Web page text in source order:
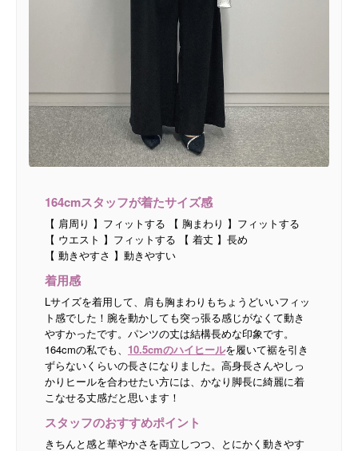
164cmスタッフが着たサイズ感
【 肩周り 】フィットする 【 胸まわり 】フィットする
【 ウエスト 】フィットする 【 着丈 】長め
【 動きやすさ 】動きやすい
着用感
Lサイズを着用して、肩も胸まわりもちょうどいいフィッ
ト感でした！腕を動かしても突っ張る感じがなくて動き
やすかったです。パンツの丈は結構長めな印象です。
164cmの私でも、 10.5cmのハイヒールを履いて裾を引き
ずらないくらいの長さになりました。高身長さんやしっ
かりヒールを合わせたい方には、かなり脚長に綺麗に着
こなせる丈感だと思います！
スタッフのおすすめポイント
きちんと感と華やかさを両立しつつ、とにかく動きやす